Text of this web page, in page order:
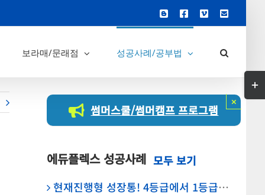
BloggerFacebook
Vimeo이
보라매/문래점 성공사례/공부법
썸머스쿨/썸머캠프 프로그램
×
에듀플렉스 성공사례
현재진행형 성장통! 4등급에서 1등급의 수학을 만들다 – 영등포고 2학년 김OO 학생 – 에듀플렉스 보라매